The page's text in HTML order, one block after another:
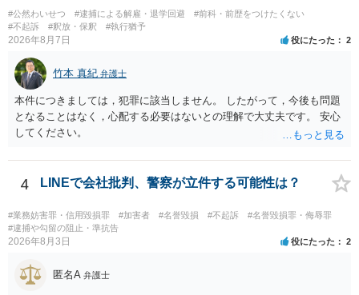
ような場所に質問を掲げてくることはありません。心配・不安になる
ことはよくわかるのですが，心配・不安を感じている方は，警察に把
ません。したがって，自分が犯人であるとされることはないのです。
ですから，相談者の場合は，大丈夫です。安心してください。それで
は，①～③に答えます。 ①について 腕の動き，女性への向かい方をみ
れば，酔っていて偶然の出来事か，意図的に偶然を装うように触った
のかは，わかります。触る瞬間ではなくて，触るまでの状況の方が重
いているわけではありません。腕の振り方も，そのときだけ偶然大き
くなるわけではありません。ですから，本件では，意図的だと疑われ
ることはないと思います。その雰囲気は，当たってしまった女性にも
伝わっていたのでしょう。ですから大丈夫です。なお，故意は，主観
面の話なので，防犯カメラの映像で決められることはありません。本
人の話（故意を否認する話）が実際の状況と矛盾しないかだけの話で
ないと思います。 ③について ②がないので，③はそもそもないことが
#公然わいせつ #逮捕による解雇・退学回避
#前科・前歴をつけたくない
#不起訴
#釈放・保釈 #執行猶予
2026年8月7日 役にたった 2
竹本 真紀 弁護士
本件につきましては，犯罪に該当しません。 したがって，今後も問題
となることはなく，心配する必要はないとの理解で大丈夫です。 安心
してください。
4 LINEで会社批判、警察が立件する可能性は？
#業務妨害罪・信用毀損罪 #加害者 #名誉毀損 #不起訴
#名誉毀損罪・侮辱罪
#逮捕や勾留の阻止・準抗告
2026年8月3日 役にたった 2
匿名A 弁護士